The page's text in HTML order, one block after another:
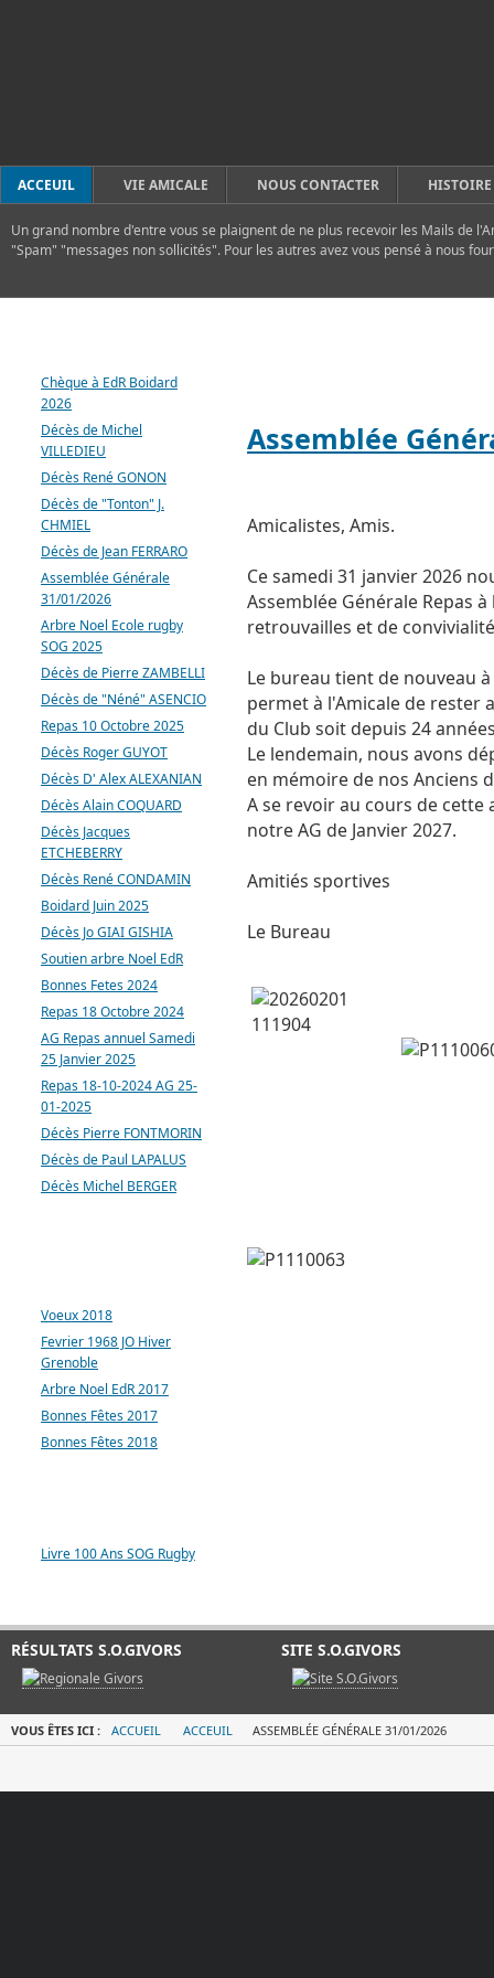
ACCEUIL VIE AMICALE NOUS CONTACTER
Un grand nombre d'entre vous se plaignent de ne plus recevoir les Mails de
"Spam" "messages non sollicités". Pour les autres avez vous pensé à nous
Assemblée
Amicalistes, Amis.
Ce samedi 31 janvier 2026
Assemblée Générale Repas
retrouvailles et de
Le bureau tient de nouveau
permet à l'Amicale de rester
du Club soit depuis 24
Le lendemain, nous avons
en mémoire de nos Anciens
A se revoir au cours de
notre AG de Janvier 2027.
Amitiés sportives
Le Bureau
Chèque à EdR Boidard
2026
Décès de Michel
VILLEDIEU
Décès René GONON
Décès de "Tonton" J.
CHMIEL
Décès de Jean FERRARO
Assemblée Générale
31/01/2026
Arbre Noel Ecole rugby
SOG 2025
Décès de Pierre ZAMBELLI
Décès de "Néné" ASENCIO
Repas 10 Octobre 2025
Décès Roger GUYOT
Décès D' Alex ALEXANIAN
Décès Alain COQUARD
Décès Jacques
ETCHEBERRY
Décès René CONDAMIN
Boidard Juin 2025
Décès Jo GIAI GISHIA
Soutien arbre Noel EdR
Bonnes Fetes 2024
Repas 18 Octobre 2024
AG Repas annuel Samedi
25 Janvier 2025
Repas 18-10-2024 AG 25-
01-2025
Décès Pierre FONTMORIN
Décès de Paul LAPALUS
Décès Michel BERGER
Voeux 2018
Fevrier 1968 JO Hiver
Grenoble
Arbre Noel EdR 2017
Bonnes Fêtes 2017
Bonnes Fêtes 2018
Livre 100 Ans SOG Rugby
RÉSULTATS S.O.GIVORS SITE S.O.GIVORS
VOUS ÊTES ICI : ACCUEIL ACCEUIL ASSEMBLÉE GÉNÉRALE 31/01/2026